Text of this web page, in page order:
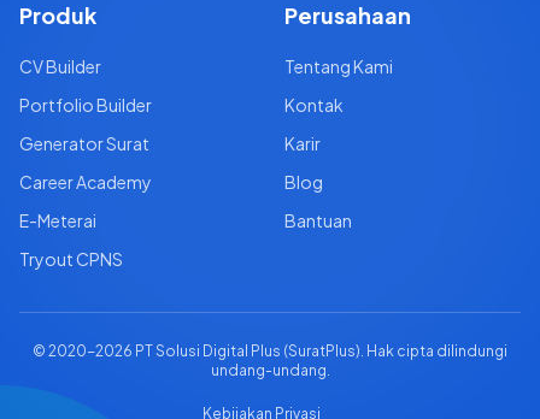
Produk
CV Builder
Portfolio Builder
Generator Surat
Career Academy
E-Meterai
Tryout CPNS
Perusahaan
Tentang Kami
Kontak
Karir
Blog
Bantuan
© 2020-2026 PT Solusi Digital Plus (SuratPlus). Hak cipta dilindungi
undang-undang.
Kebijakan Privasi